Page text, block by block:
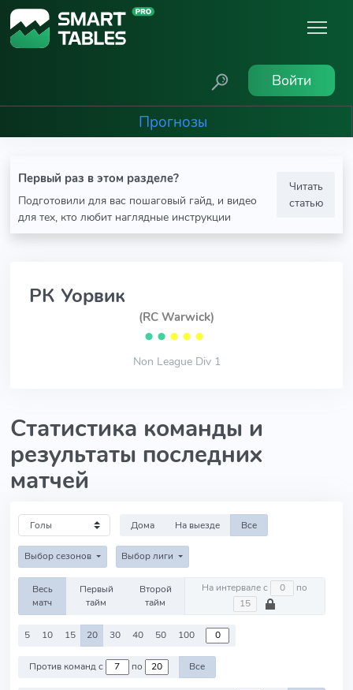
Войти
Прогнозы
Первый раз в этом разделе?
Подготовили для вас пошаговый гайд, и видео
для тех, кто любит наглядные инструкции
Читать
статью
РК Уорвик
(RC Warwick)
⬤ ⬤ ⬤ ⬤ ⬤
Non League Div 1
Статистика команды и
результаты последних
матчей
Дома На выезде Все
Выбор сезонов Выбор лиги
Весь
матч
Первый
тайм
Второй
тайм
На интервале с по
5 10 15 20 30 40 50 100
Против команд с по Все